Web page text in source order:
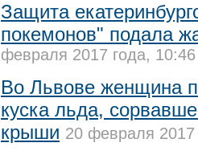
Защита
покемонов" подала
февраля 2017 года, 10:46
Во Львове женщина
куска льда,
крыши 20 февраля 2017